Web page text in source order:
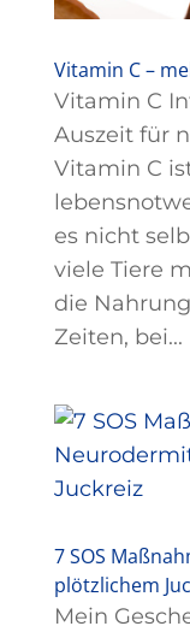
Vitamin C –
Vitamin C
Auszeit für
Vitamin C
es nicht
viele Tiere
die
Zeiten, bei...
7 SOS
plötzlichem
Mein